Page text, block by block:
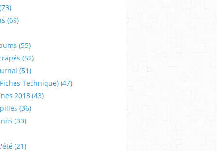
(69)
(55)
(52)
(51)
Technique) (47)
2013 (43)
(36)
(33)
(21)